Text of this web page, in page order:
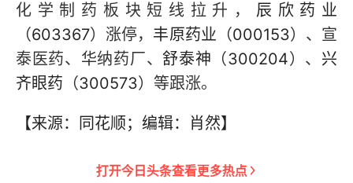
化学制药板块短线拉升， 辰欣药业
（603367）涨停， 丰原药业 （000153）、宣
泰医药、华纳药厂、舒泰神 （300204）、 兴
齐眼药 （300573）等跟涨。
【来源：同花顺；编辑：肖然】
打开今日头条查看更多热点